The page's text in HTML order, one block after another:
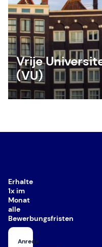
Vrije
(VU)
Erhalte
1x im
Monat
alle
Bewerbungsfristen
Anrede